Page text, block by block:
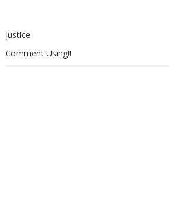
justice
Comment Using!!